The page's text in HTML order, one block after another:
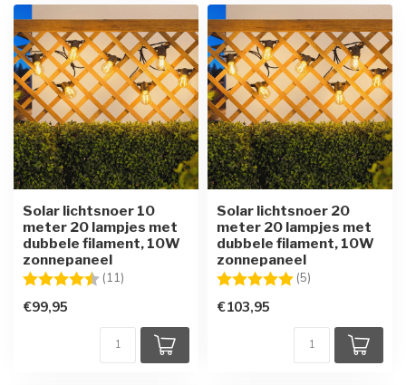
Solar lichtsnoer 10
meter 20 lampjes met
dubbele filament, 10W
zonnepaneel
Beoordeling: (11)
€99,95
Solar lichtsnoer 20
meter 20 lampjes met
dubbele filament, 10W
zonnepaneel
Beoordeling: (5)
€103,95